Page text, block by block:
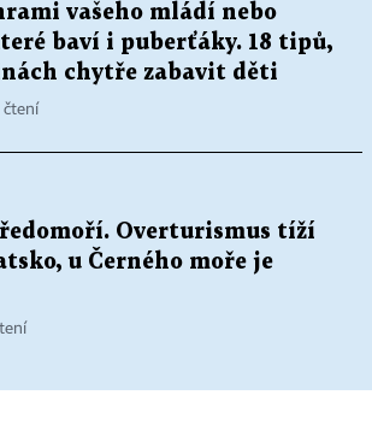
vašeho mládí nebo
baví i puberťáky. 18 tipů,
chytře zabavit děti
čtení
Overturismus tíží
u Černého moře je